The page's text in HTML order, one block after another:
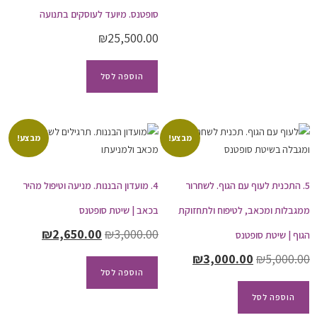
סופטנס. מיועד לעוסקים בתנועה
₪25,500.00
הוספה לסל
מבצע!
5. התכנית לעוף עם הגוף. לשחרור
ממגבלות ומכאב, לטיפוח ולתחזוקת
הגוף | שיטת סופטנס
₪5,000.00
₪3,000.00
הוספה לסל
מבצע!
4. מועדון הבננות. מניעה וטיפול מהיר
בכאב | שיטת סופטנס
₪3,000.00
₪2,650.00
הוספה לסל